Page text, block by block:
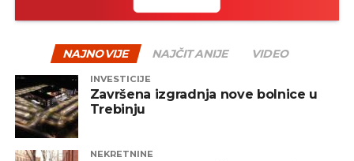
NAJNOVIJE NAJČITANIJE VIDEO
INVESTICIJE
Završena izgradnja nove bolnice u
Trebinju
NEKRETNINE